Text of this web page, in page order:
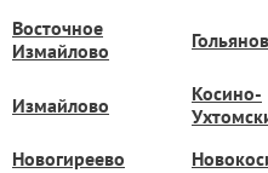
Восточное
Измайлово
Измайлово
Косино-
Новогиреево